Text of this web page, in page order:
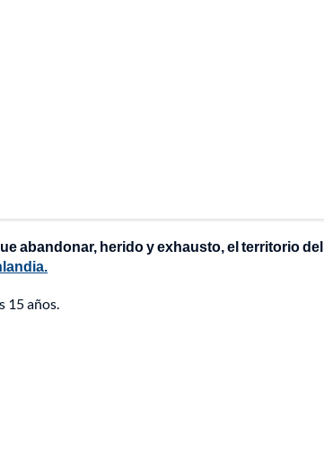
abandonar, herido y exhausto, el territorio del
15 años.